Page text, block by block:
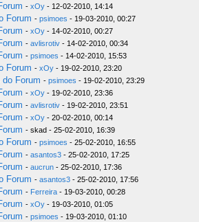
- xOy - 12-02-2010, 14:14
Forum - psimoes - 19-03-2010, 00:27
- xOy - 14-02-2010, 00:27
- avlisrotiv - 14-02-2010, 00:34
- psimoes - 14-02-2010, 15:53
Forum - xOy - 19-02-2010, 23:20
Forum - psimoes - 19-02-2010, 23:29
- xOy - 19-02-2010, 23:36
- avlisrotiv - 19-02-2010, 23:51
- xOy - 20-02-2010, 00:14
- skad - 25-02-2010, 16:39
Forum - psimoes - 25-02-2010, 16:55
- asantos3 - 25-02-2010, 17:25
- aucrun - 25-02-2010, 17:36
Forum - asantos3 - 25-02-2010, 17:56
- Ferreira - 19-03-2010, 00:28
- xOy - 19-03-2010, 01:05
- psimoes - 19-03-2010, 01:10